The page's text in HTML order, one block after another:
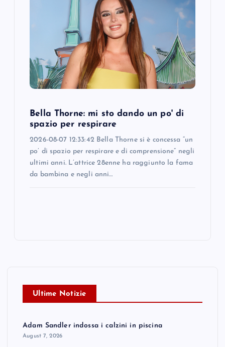
Bella Thorne: mi sto dando un po' di
spazio per respirare
2026-08-07 12:33:42 Bella Thorne si è concessa “un
po’ di spazio per respirare e di comprensione” negli
ultimi anni. L’attrice 28enne ha raggiunto la fama
da bambina e negli anni…
Ultime Notizie
Adam Sandler indossa i calzini in piscina
August 7, 2026